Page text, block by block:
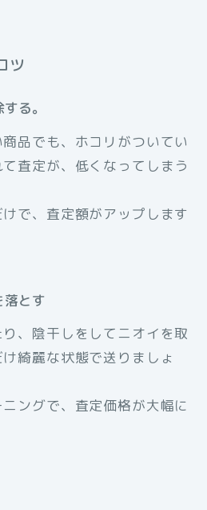
ツ
る。
品でも、ホコリがついてい
査定が、低くなってしまう
で、査定額がアップします
落とす
、陰干しをしてニオイを取
綺麗な状態で送りましょ
ングで、査定価格が大幅に